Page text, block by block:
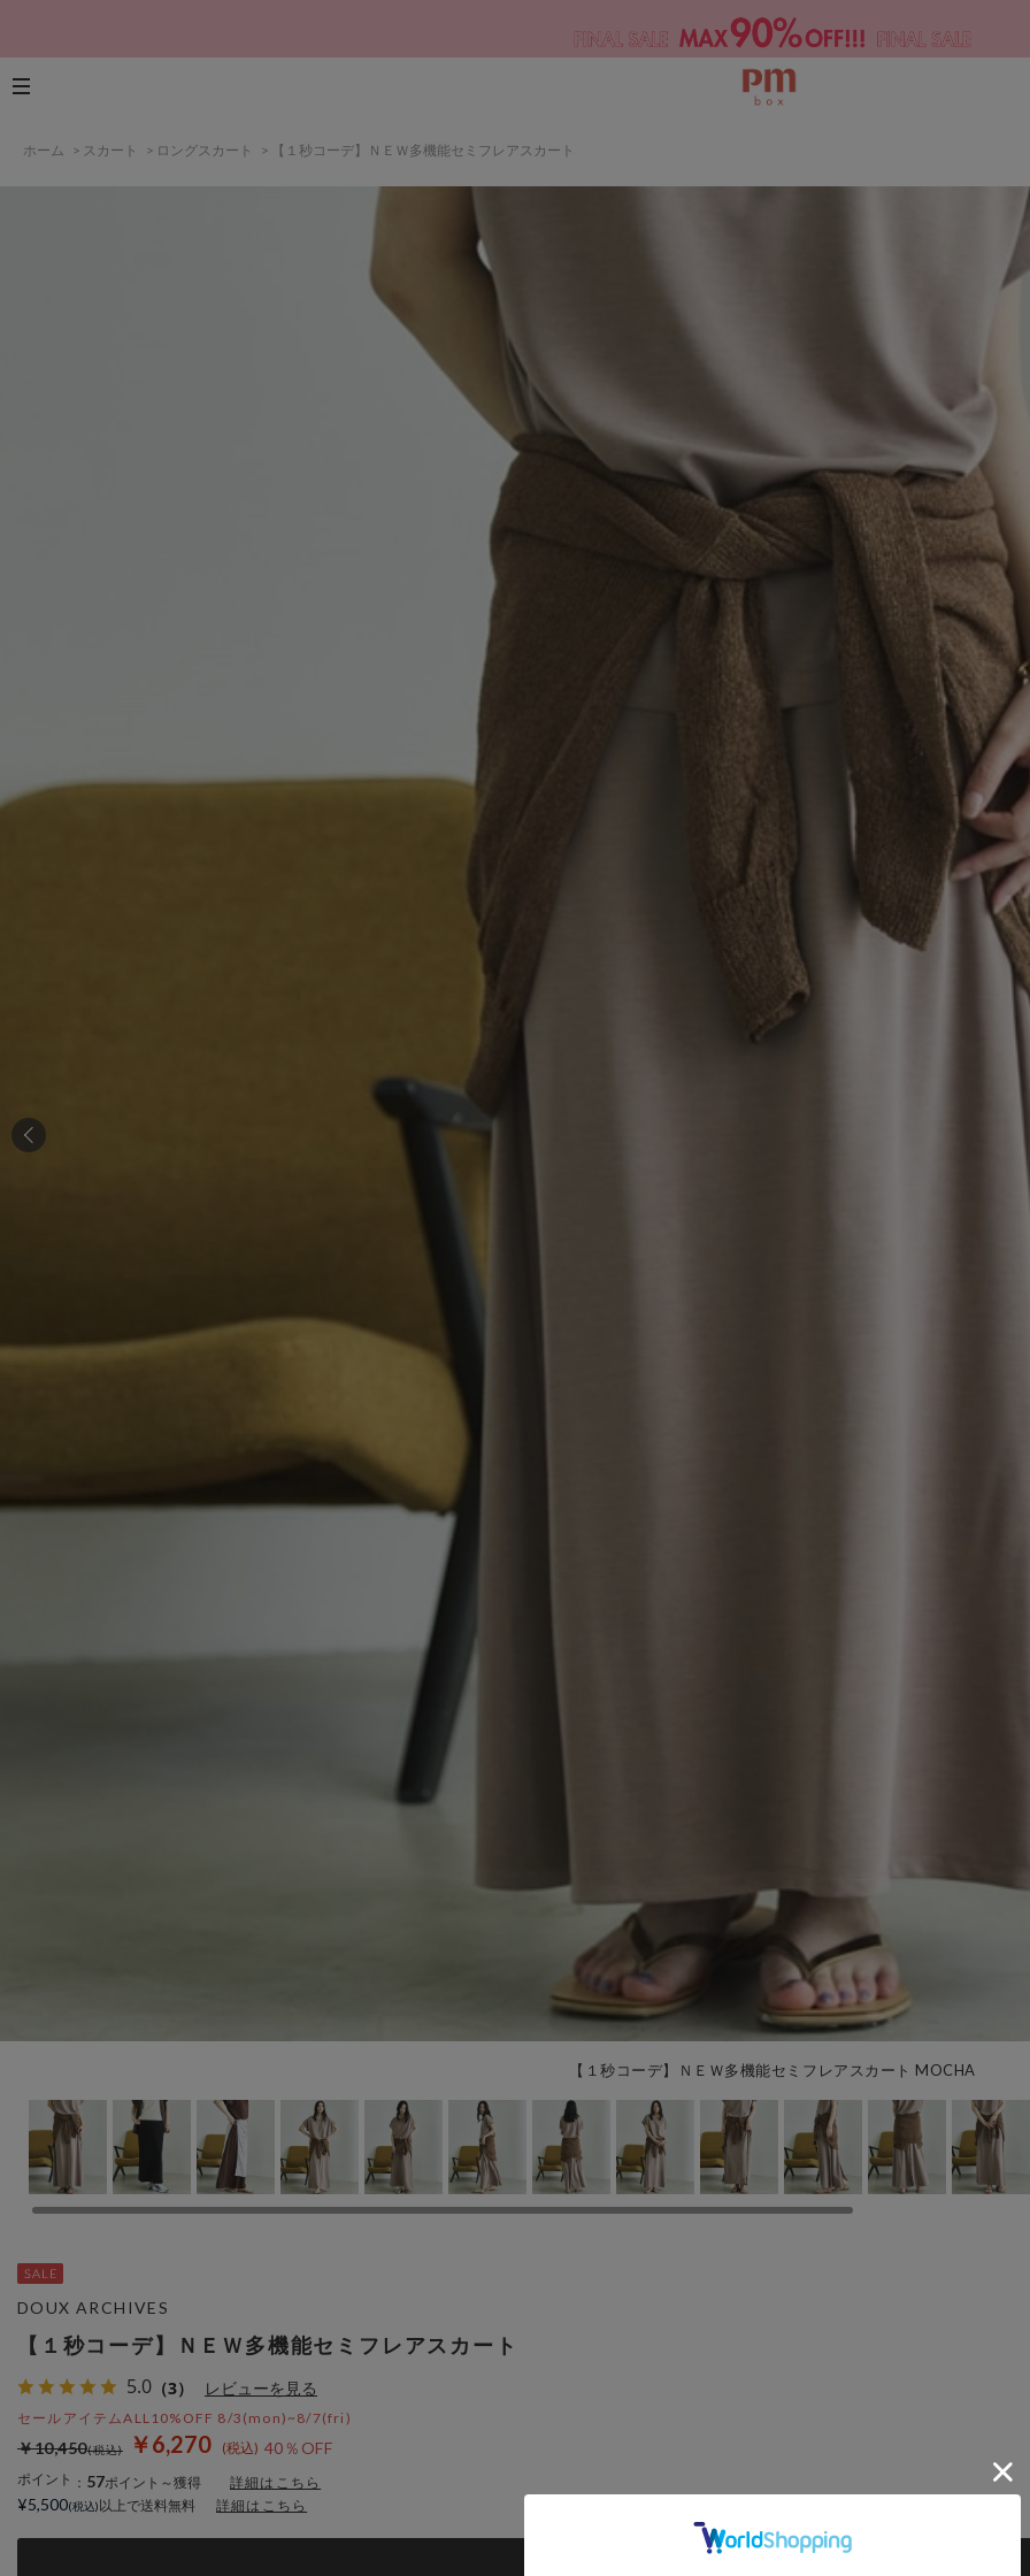
ホーム > スカート > ロングスカート > 【１秒コーデ】ＮＥＷ多機能セミフレアスカート
【１秒コーデ】ＮＥＷ多機能セミフレアスカート MOCHA
【１秒コーデ】ＮＥＷ多機能セミフレアスカート
5.0 （3） レビューを見る
セールアイテムALL10%OFF 8/3(mon)~8/7(fri)
￥6,270 40％OFF
￥10,450
ポイント ： 57ポイント～獲得 詳細はこちら
DOUX ARCHIVES
¥5,500 以上で送料無料 詳細はこちら